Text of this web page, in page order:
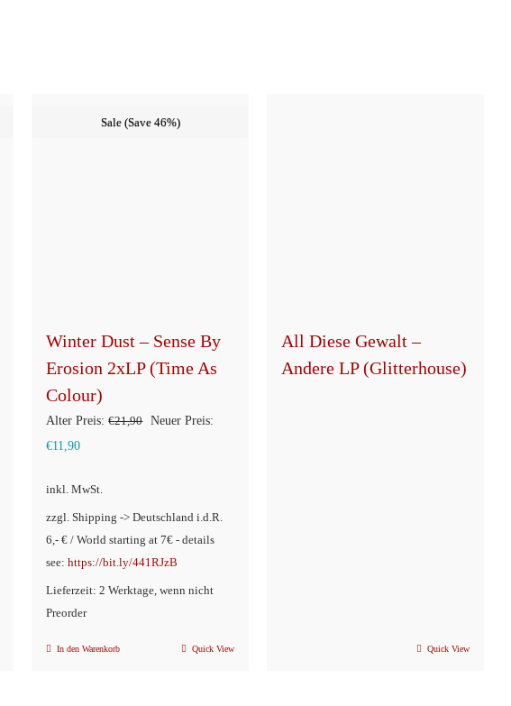
Sale (Save 46%)
Winter Dust – Sense By
Erosion 2xLP (Time As
Colour)
Alter Preis: €21,90 Ursprünglicher
Neuer Preis:
€11,90Aktueller
ist:
€11,90.
inkl. MwSt.
zzgl. Shipping -> Deutschland i.d.R.
6,- € / World starting at 7€ - details
see:https://bit.ly/441RJzB
Lieferzeit: 2 Werktage, wenn nicht
Preorder
In den Warenkorb Quick View
All Diese Gewalt –
Andere LP (Glitterhouse)
Quick View